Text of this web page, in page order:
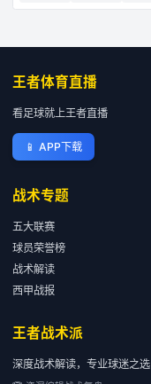
王者体育直播
看足球就上王者直播
📱 APP下载
战术专题
五大联赛
球员荣誉榜
战术解读
西甲战报
王者战术派
深度战术解读，专业球迷之选